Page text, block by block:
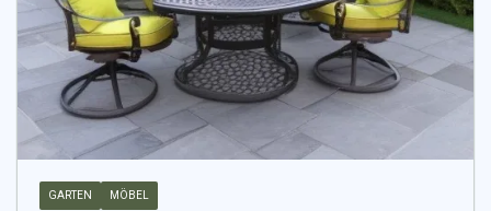
GARTEN MÖBEL